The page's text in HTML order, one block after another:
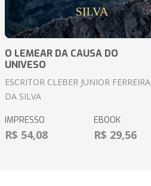
O LEMEAR DA CAUSA DO
UNIVESO
ESCRITOR CLEBER JUNIOR FERREIRA
DA SILVA
IMPRESSO
R$ 54,08
EBOOK
R$ 29,56